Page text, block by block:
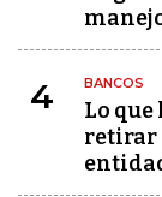
4 BANCOS
Lo que
retirar